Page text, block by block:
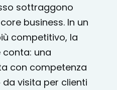
sottraggono
business. In un
competitivo, la
una
con competenza
visita per clienti